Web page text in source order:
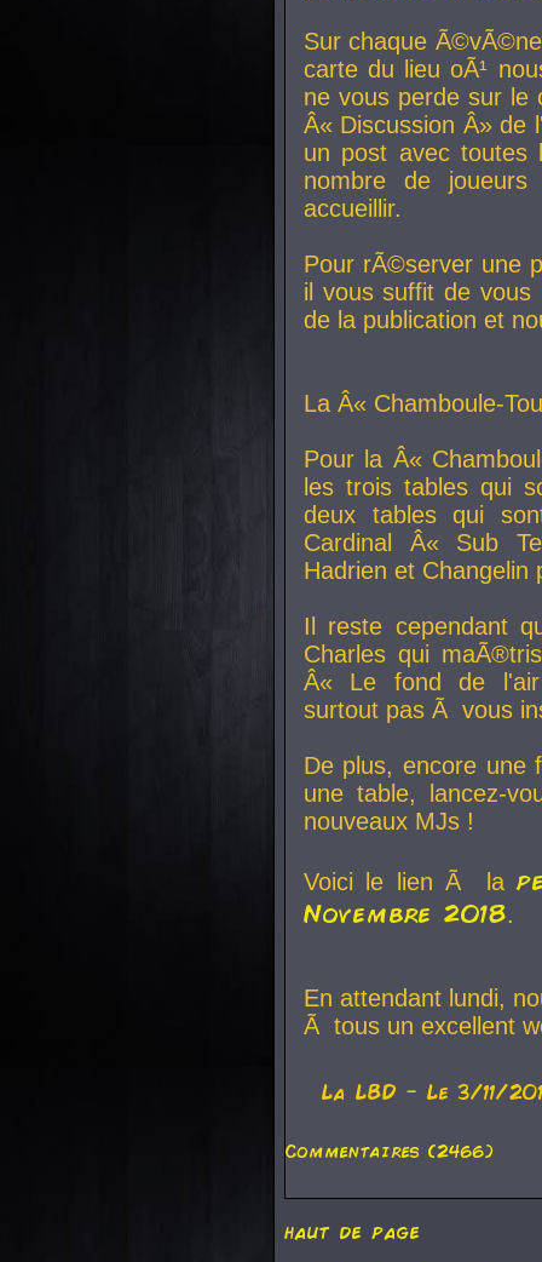
Sur chaque
carte du lieu oÃ¹
ne vous perde sur le
Â« Discussion Â» de
un post avec toutes
nombre de
accueillir.
Pour rÃ©server une
il vous suffit de vous
de la publication et
La Â« Chamboule-
Pour la Â«
les trois tables qui
deux tables qui
Cardinal
Â« Sub
Hadrien et Changelin
Il reste cependant
Charles qui
Â« Le fond de
surtout pas Ã vous
De plus, encore une
une table, lancez-
nouveaux MJs !
Voici le lien Ã la
Novembre 2018.
En attendant lundi,
Ã tous un excellent
La LBD - Le 3/11/
Commentaires (2466)
haut de page